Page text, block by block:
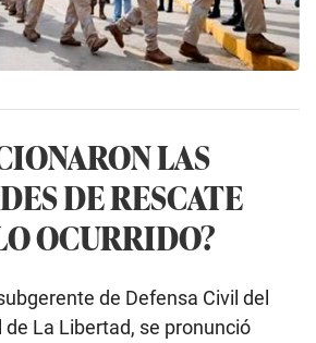
LAS
DE RESCATE
OCURRIDO?
de Defensa Civil del
de La Libertad, se pronunció